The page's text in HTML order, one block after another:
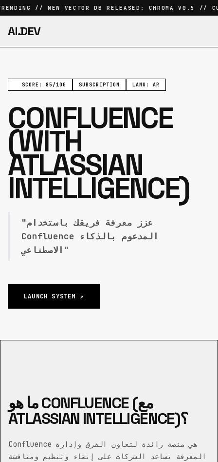
// NEW VECTOR DB RELEASED: CHROMA V0.5 //
AI.DEV
SCORE: 85/100 SUBSCRIPTION LANG: AR
CONFLUENCE
(WITH
ATLASSIAN
INTELLIGENCE)
"عزز معرفة فريقك باستخدام
Confluence المدعوم بالذكاء
الاصطناعي"
LAUNCH SYSTEM ↗
ما هو CONFLUENCE (مع
ATLASSIAN INTELLIGENCE)؟
Confluence هي منصة رائدة لتعاون الفرق وإدارة
المعرفة تساعد الشركات على إنشاء وتنظيم ومناقشة